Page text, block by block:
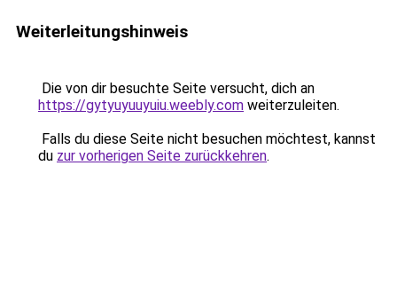
Weiterleitungshinweis
Die von dir besuchte Seite versucht, dich an
https://gytyuyuuyuiu.weebly.com weiterzuleiten.
Falls du diese Seite nicht besuchen möchtest, kannst
du zur vorherigen Seite zurückkehren.